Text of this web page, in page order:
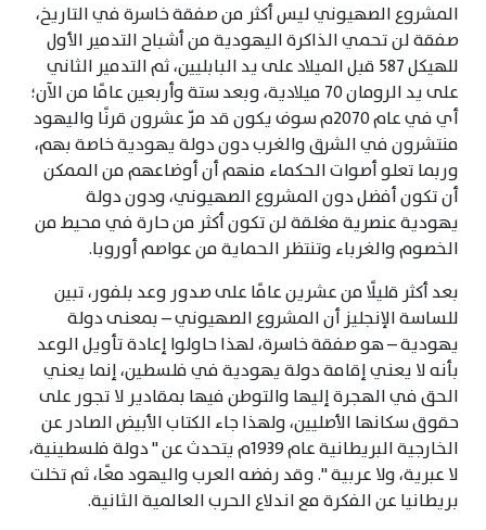
المشروع الصهيوني ليس أكثر من صفقة خاسرة في التاريخ،
صفقة لن تحمي الذاكرة اليهودية من أشباح التدمير الأول
للهيكل 587 قبل الميلاد على يد البابليين، ثم التدمير الثاني
على يد الرومان 70 ميلادية، وبعد ستة وأربعين عامًا من الآن؛
أي في عام 2070م سوف يكون قد مرّ عشرون قرنًا واليهود
منتشرون في الشرق والغرب دون دولة يهودية خاصة بهم،
وربما تعلو أصوات الحكماء منهم أن أوضاعهم من الممكن
أن تكون أفضل دون المشروع الصهيوني، ودون دولة
يهودية عنصرية مغلقة لن تكون أكثر من حارة في محيط من
الخصوم والغرباء وتنتظر الحماية من عواصم أوروبا.
بعد أكثر قليلًا من عشرين عامًا على صدور وعد بلفور، تبين
للساسة الإنجليز أن المشروع الصهيوني – بمعنى دولة
يهودية – هو صفقة خاسرة، لهذا حاولوا إعادة تأويل الوعد
بأنه لا يعني إقامة دولة يهودية في فلسطين، إنما يعني
الحق في الهجرة إليها والتوطن فيها بمقادير لا تجور على
حقوق سكانها الأصليين، ولهذا جاء الكتاب الأبيض الصادر عن
الخارجية البريطانية عام 1939م يتحدث عن " دولة فلسطينية،
لا عبرية، ولا عربية ". وقد رفضه العرب واليهود معًا، ثم تخلت
بريطانيا عن الفكرة مع اندلاع الحرب العالمية الثانية.